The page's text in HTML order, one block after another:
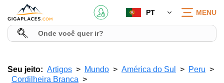
PT MENU
Seu jeito: Artigos Mundo América do Sul
Peru
Cordilheira Branca